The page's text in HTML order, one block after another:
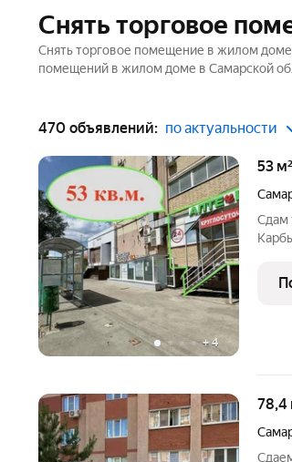
Снять торговое
Снять торговое помещение в жилом доме
помещений в жилом доме в Самарской
470 объявлений: по актуальности
+ 4
53
Сдам